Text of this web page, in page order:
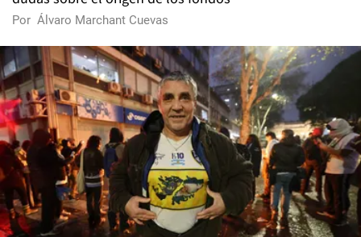
Por Álvaro Marchant Cuevas